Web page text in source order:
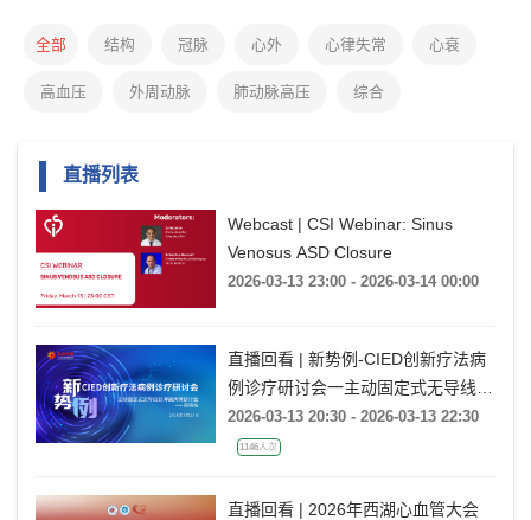
全部 结构 冠脉 心外 心律失常 心衰
高血压 外周动脉 肺动脉高压 综合
直播列表
Webcast | CSI Webinar: Sinus
Venosus ASD Closure
2026-03-13 23:00 - 2026-03-14 00:00
直播回看 | 新势例-CIED创新疗法病
例诊疗研讨会一主动固定式无导线起
搏器病例研讨会一湖南站
2026-03-13 20:30 - 2026-03-13 22:30
1146人次
直播回看 | 2026年西湖心血管大会